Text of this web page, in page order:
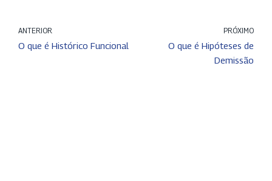
ANTERIOR
O que é Histórico Funcional
PRÓXIMO
O que é Hipóteses de
Demissão